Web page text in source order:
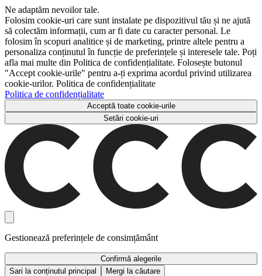
Ne adaptăm nevoilor tale.
Folosim cookie-uri care sunt instalate pe dispozitivul tău și ne ajută
să colectăm informații, cum ar fi date cu caracter personal. Le
folosim în scopuri analitice și de marketing, printre altele pentru a
personaliza conținutul în funcție de preferințele și interesele tale. Poți
afla mai multe din Politica de confidențialitate. Folosește butonul
"Accept cookie-urile" pentru a-ți exprima acordul privind utilizarea
cookie-urilor. Politica de confidențialitate
Politica de confidențialitate
Acceptă toate cookie-urile
Setări cookie-uri
Gestionează preferințele de consimțământ
Confirmă alegerile
Sari la conținutul principal
Mergi la căutare